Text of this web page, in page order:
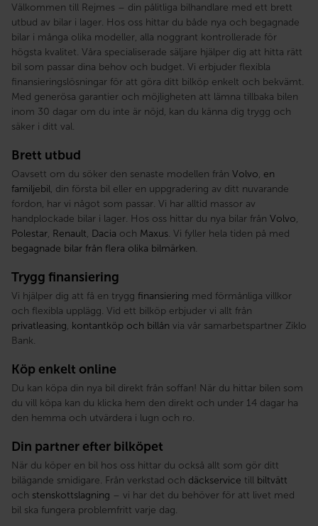
Välkommen till Rejmes – din pålitliga bilhandlare med ett brett
utbud av bilar i lager. Hos oss hittar du både nya och begagnade
bilar i många olika modeller, alla noggrant kontrollerade för
högsta kvalitet. Våra specialiserade säljare hjälper dig att hitta rätt
bil som passar dina behov och budget. Vi erbjuder flexibla
finansieringslösningar för att göra ditt bilköp enkelt och bekvämt.
Med generösa garantier och möjligheten att lämna tillbaka bilen
inom 30 dagar om du inte är nöjd, kan du känna dig trygg och
säker i ditt val.
Brett utbud
Oavsett om du söker den senaste modellen från Volvo, en
familjebil, din första bil eller en uppgradering av ditt nuvarande
fordon, har vi något som passar. Vi har alltid massor av
handplockade bilar i lager. Hos oss hittar du nya bilar från Volvo,
Polestar, Renault, Dacia och Maxus. Vi fyller hela tiden på med
begagnade bilar från flera olika bilmärken.
Trygg finansiering
Vi hjälper dig att få en trygg finansiering med förmånliga villkor
och flexibla upplägg. Vid ett bilköp erbjuder vi allt från
privatleasing, kontantköp och billån via vår samarbetspartner Ziklo
Bank.
Köp enkelt online
Du kan köpa din nya bil direkt från soffan! När du hittar bilen som
du vill köpa kan du klicka hem den direkt och under 14 dagar ha
den hemma och utvärdera i lugn och ro.
Din partner efter bilköpet
När du köper en bil hos oss hittar du också allt som gör ditt
bilägande smidigare. Från verkstad och däckservice till biltvätt
och stenskottslagning – vi har det du behöver för att livet med
bil ska fungera problemfritt varje dag.